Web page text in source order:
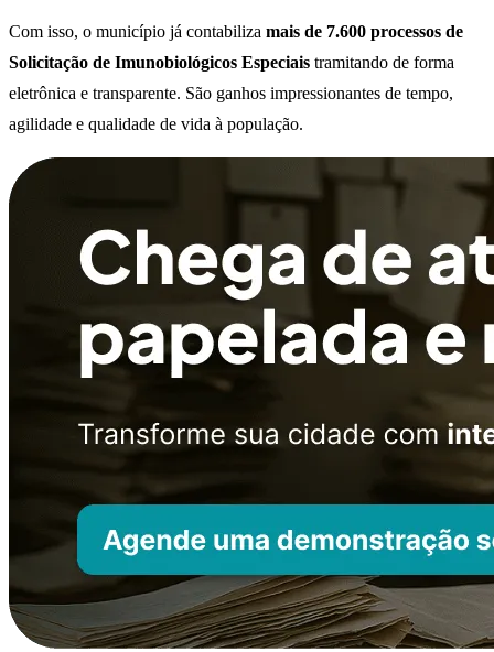
Com isso, o município já contabiliza mais de 7.600 processos de
Solicitação de Imunobiológicos Especiais tramitando de forma
eletrônica e transparente. São ganhos impressionantes de tempo,
agilidade e qualidade de vida à população.